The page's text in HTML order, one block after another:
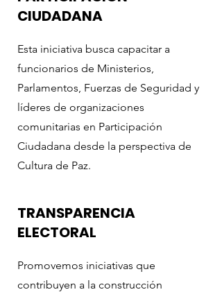
CIUDADANA
Esta iniciativa busca capacitar a
funcionarios de Ministerios,
Parlamentos, Fuerzas de Seguridad y
líderes de organizaciones
comunitarias en Participación
Ciudadana desde la perspectiva de
Cultura de Paz.
TRANSPARENCIA
ELECTORAL
Promovemos iniciativas que
contribuyen a la construcción